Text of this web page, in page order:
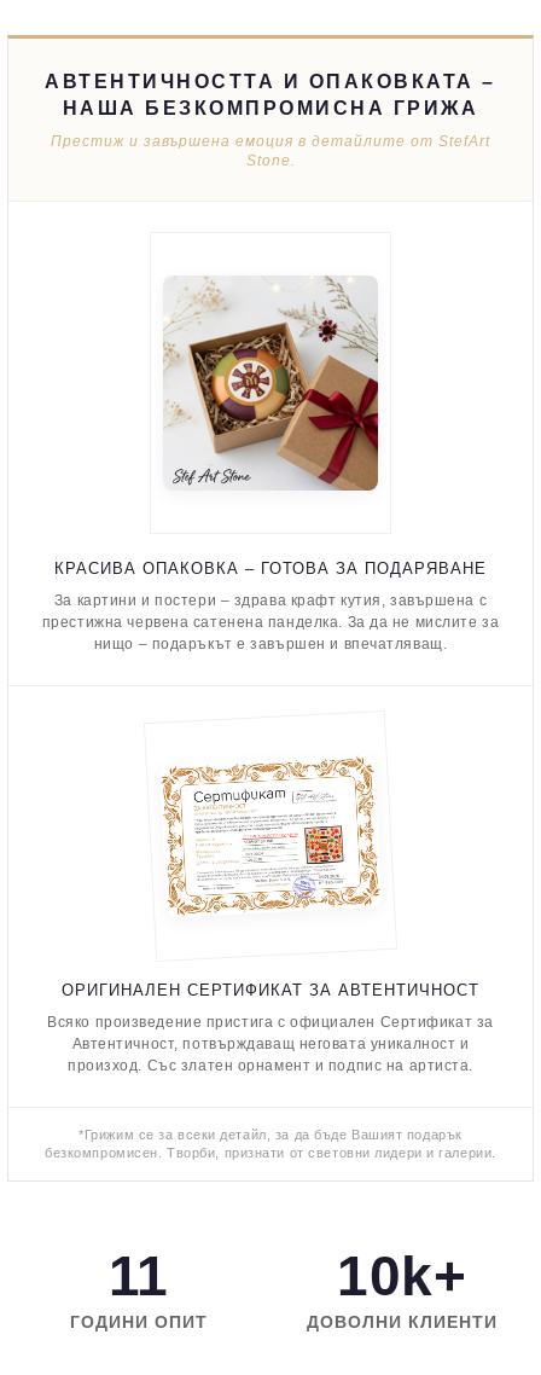
АВТЕНТИЧНОСТТА И ОПАКОВКАТА –
НАША БЕЗКОМПРОМИСНА ГРИЖА
Престиж и завършена емоция в детайлите от StefArt
Stone.
КРАСИВА ОПАКОВКА – ГОТОВА ЗА ПОДАРЯВАНЕ
За картини и постери – здрава крафт кутия, завършена с
престижна червена сатенена панделка. За да не мислите за
нищо – подаръкът е завършен и впечатляващ.
ОРИГИНАЛЕН СЕРТИФИКАТ ЗА АВТЕНТИЧНОСТ
Всяко произведение пристига с официален Сертификат за
Автентичност, потвърждаващ неговата уникалност и
произход. Със златен орнамент и подпис на артиста.
*Грижим се за всеки детайл, за да бъде Вашият подарък
безкомпромисен. Творби, признати от световни лидери и галерии.
11
ГОДИНИ ОПИТ
10k+
ДОВОЛНИ КЛИЕНТИ